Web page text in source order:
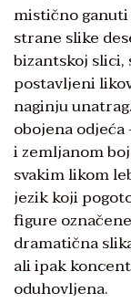
mistično ganuti
strane slike
bizantskoj slici,
postavljeni
naginju
obojena
i zemljanom
svakim likom
jezik koji
figure
dramatična
ali ipak
oduhovljena.